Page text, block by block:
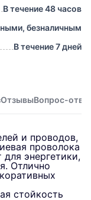
В течение 48 часов
безналичным
В течение 7 дней
ОтзывыВопрос-
и проводов,
проволока
энергетики,
Отлично
стойкость